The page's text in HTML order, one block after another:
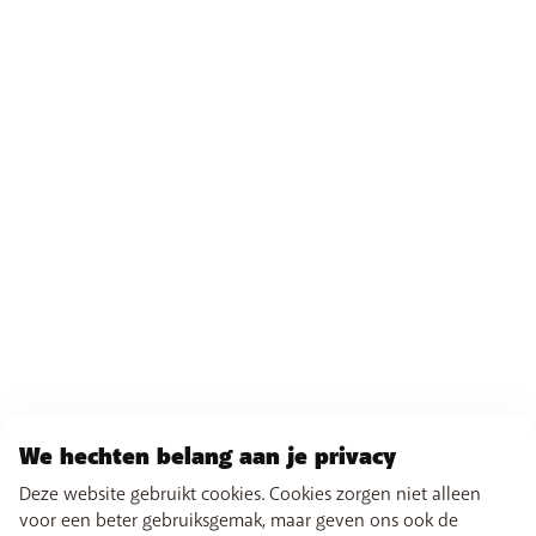
We hechten belang aan je privacy
Deze website gebruikt cookies. Cookies zorgen niet alleen
voor een beter gebruiksgemak, maar geven ons ook de